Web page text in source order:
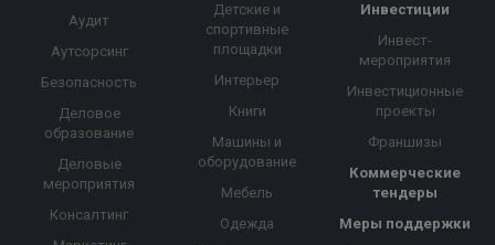
Аудит
Аутсорсинг
Безопасность
Деловое
образование
Деловые
мероприятия
Консалтинг
Детские и
спортивные
площадки
Интерьер
Книги
Машины и
оборудование
Мебель
Одежда
Инвестиции
Инвест-
мероприятия
Инвестиционные
проекты
Франшизы
Коммерческие
тендеры
Меры поддержки